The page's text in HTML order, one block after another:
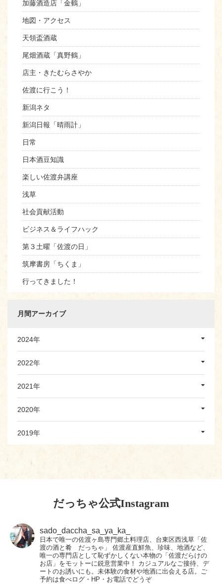
加藤酒造店「金鶴」
地図・アクセス
天領盃酒蔵
尾畑酒蔵「真野鶴」
店主・きたむらさやか
佐渡に行こう！
新潟ネタ
新潟日報「晴雨計」
日常
日本酒豆知識
楽しい佐渡弁講座
浅草
社会貢献活動
ビジネス＆ライフハック
第３土曜「佐渡の日」
筑摩書房「ちくま」
行ってきました！
月間アーカイブ
2024年
2022年
2021年
2020年
2019年
だっちゃ公式Instagram
sado_daccha_sa_ya_ka_
日本で唯一の佐渡ヶ島専門郷土料理店、台東区西浅草「佐
渡の酒と肴 だっちゃ」
佐渡産直鮮魚、珍味、地酒など、
唯一の専門店として恥ずかしくない本物の「佐渡だらけの
お店」をモットーに鋭意営業中！
カジュアルなご接待、デ
ートのお誘いにも。未体験の食材や地酒に出会える店。ご
予約は食べログ・HP・お電話でどうぞ